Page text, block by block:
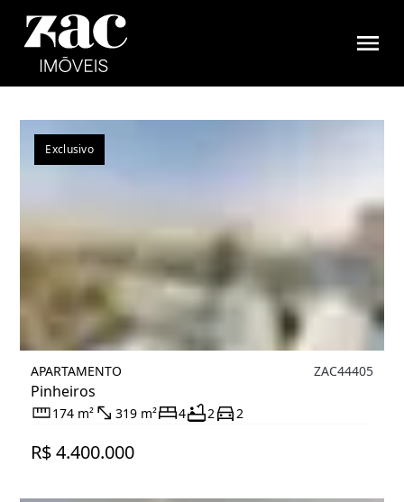
1
Exclusivo
APARTAMENTO
Pinheiros
ZAC44405
174 m² 319 m² 4 2 2
R$ 4.400.000